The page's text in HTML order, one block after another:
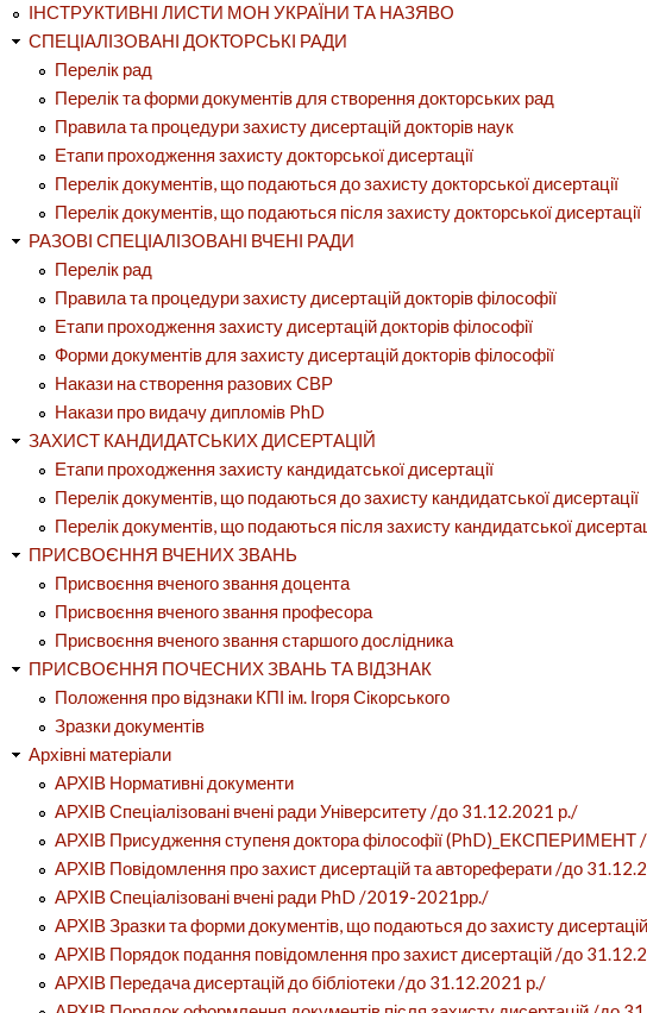
ІНСТРУКТИВНІ ЛИСТИ МОН УКРАЇНИ ТА НАЗЯВО
СПЕЦІАЛІЗОВАНІ ДОКТОРСЬКІ РАДИ
Перелік рад
Перелік та форми документів для створення докторських рад
Правила та процедури захисту дисертацій докторів наук
Етапи проходження захисту докторської дисертації
Перелік документів, що подаються до захисту докторської дисертації
Перелік документів, що подаються після захисту докторської дисертації
РАЗОВІ СПЕЦІАЛІЗОВАНІ ВЧЕНІ РАДИ
Перелік рад
Правила та процедури захисту дисертацій докторів філософії
Етапи проходження захисту дисертацій докторів філософії
Форми документів для захисту дисертацій докторів філософії
Накази на створення разових СВР
Накази про видачу дипломів PhD
ЗАХИСТ КАНДИДАТСЬКИХ ДИСЕРТАЦІЙ
Етапи проходження захисту кандидатської дисертації
Перелік документів, що подаються до захисту кандидатської дисертації
Перелік документів, що подаються після захисту кандидатської
ПРИСВОЄННЯ ВЧЕНИХ ЗВАНЬ
Присвоєння вченого звання доцента
Присвоєння вченого звання професора
Присвоєння вченого звання старшого дослідника
ПРИСВОЄННЯ ПОЧЕСНИХ ЗВАНЬ ТА ВІДЗНАК
Положення про відзнаки КПІ ім. Ігоря Сікорського
Зразки документів
Архівні матеріали
АРХІВ Нормативні документи
АРХІВ Спеціалізовані вчені ради Університету /до 31.12.2021 р./
АРХІВ Присудження ступеня доктора філософії
АРХІВ Повідомлення про захист дисертацій та автореферати /до
АРХІВ Спеціалізовані вчені ради PhD /2019-2021рр./
АРХІВ Зразки та форми документів, що подаються до захисту
АРХІВ Порядок подання повідомлення про захист дисертацій /до
АРХІВ Передача дисертацій до бібліотеки /до 31.12.2021 р./